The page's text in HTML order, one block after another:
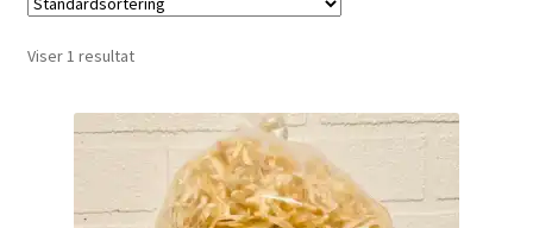
Viser 1 resultat